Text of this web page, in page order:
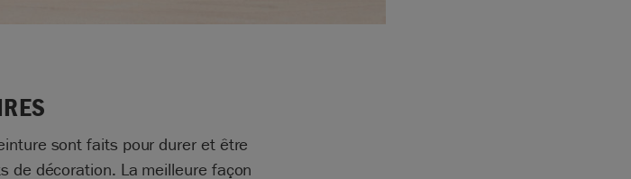
sont faits pour durer et être
de décoration. La meilleure façon